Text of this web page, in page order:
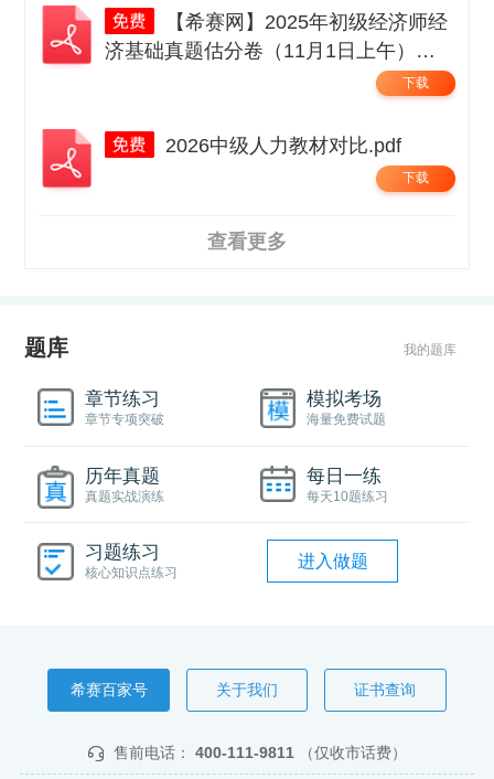
济基础真题估分卷（11月1日上午）无
下载
2026中级人力教材对比.pdf
下载
查看更多
题库 我的题库
章节练习
章节专项突破
模拟考场
海量免费试题
历年真题
真题实战演练
每日一练
每天10题练习
习题练习
核心知识点练习
进入做题
希赛百家号 关于我们 证书查询
售前电话： 400-111-9811 （仅收市话费）